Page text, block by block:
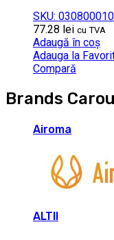
SKU:
77.28 lei cu TVA
Adaugă în coș
Adauga la
Compară
Brands
Airoma
ALTII